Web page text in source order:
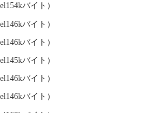
バイト）
バイト）
バイト）
バイト）
バイト）
バイト）